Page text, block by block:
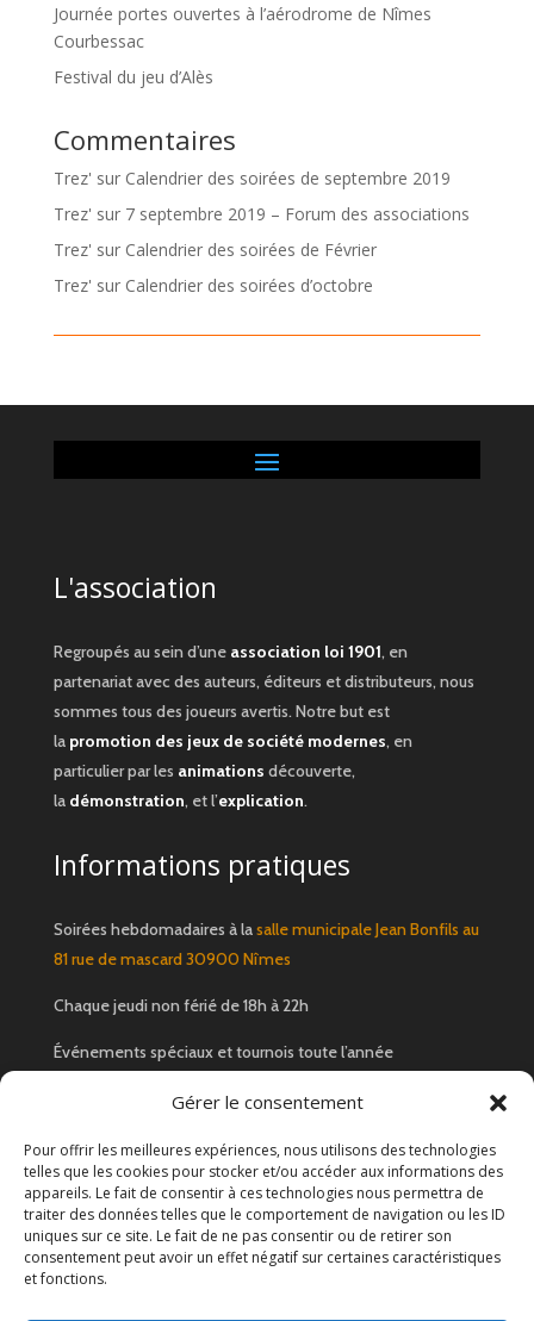
Gérer le consentement
Pour offrir les meilleures expériences, nous utilisons des technologies
telles que les cookies pour stocker et/ou accéder aux informations des
appareils. Le fait de consentir à ces technologies nous permettra de
traiter des données telles que le comportement de navigation ou les ID
uniques sur ce site. Le fait de ne pas consentir ou de retirer son
consentement peut avoir un effet négatif sur certaines caractéristiques
et fonctions.
Journée portes ouvertes à l’aérodrome de Nîmes
Courbessac
Festival du jeu d’Alès
Commentaires
Trez' sur Calendrier des soirées de septembre 2019
Trez' sur 7 septembre 2019 – Forum des associations
Trez' sur Calendrier des soirées de Février
Trez' sur Calendrier des soirées d’octobre
L'association
Regroupés au sein d’une association loi 1901, en
partenariat avec des auteurs, éditeurs et distributeurs, nous
sommes tous des joueurs avertis. Notre but est
la promotion des jeux de société modernes, en
particulier par les animations découverte,
la démonstration, et l’explication.
Informations pratiques
Soirées hebdomadaires à lasalle municipale Jean Bonfils au
81 rue de mascard 30900 Nîmes
Chaque jeudi non férié de 18h à 22h
Événements spéciaux et tournois toute l’année
Nous contacter
Email :1pionctout@gmail.com
Réseaux sociaux :Facebook